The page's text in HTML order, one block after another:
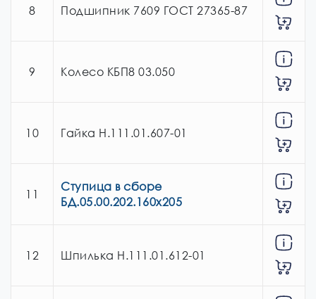
8 Подшипник 7609 ГОСТ 27365-87
9 Колесо КБП8 03.050
10 Гайка Н.111.01.607-01
11
Ступица в сборе
БД.05.00.202.160х205
12 Шпилька Н.111.01.612-01